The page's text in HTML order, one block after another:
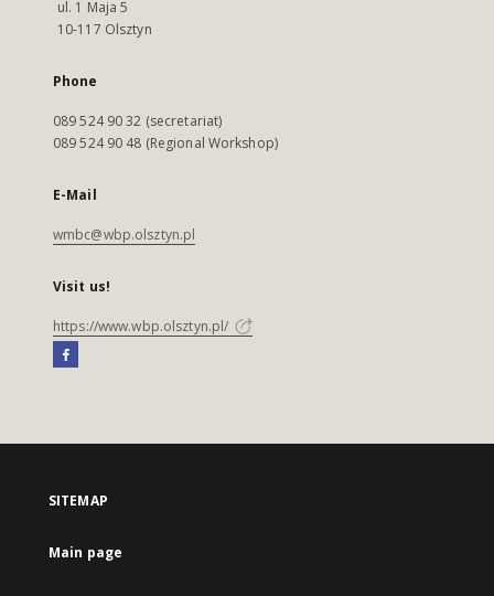
ul. 1 Maja 5
10-117 Olsztyn
Phone
089 524 90 32 (secretariat)
089 524 90 48 (Regional Workshop)
E-Mail
wmbc@wbp.olsztyn.pl
Visit us!
https://www.wbp.olsztyn.pl/
SITEMAP
Main page